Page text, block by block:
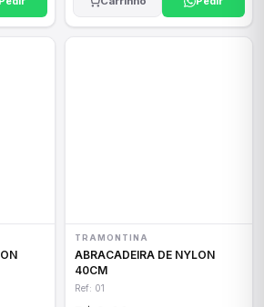
TRAMONTINA
ABRACADEIRA DE NYLON
40CM
Ref: 01